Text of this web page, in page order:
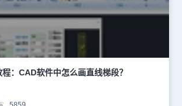
道的长度可由梯段长度直接给出，但会被踏步数
还有需要注意： 剖切线在【设置帮助】命令的
级选项”标签下有“是否单剖断”可选。以上就是国
辰CAD建筑软件中直线梯段绘图实例教程，
参考这两篇建筑CAD制图软件教程来绘制直线梯
：CAD软件中怎么画直线梯段？